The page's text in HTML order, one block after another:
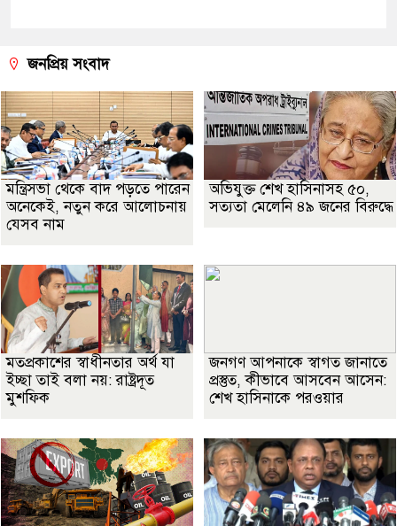
জনপ্রিয় সংবাদ
মন্ত্রিসভা থেকে বাদ পড়তে পারেন
অনেকেই, নতুন করে আলোচনায়
যেসব নাম
অভিযুক্ত শেখ হাসিনাসহ ৫০,
সত্যতা মেলেনি ৪৯ জনের বিরুদ্ধে
মতপ্রকাশের স্বাধীনতার অর্থ যা
ইচ্ছা তাই বলা নয়: রাষ্ট্রদূত
মুশফিক
জনগণ আপনাকে স্বাগত জানাতে
প্রস্তুত, কীভাবে আসবেন আসেন:
শেখ হাসিনাকে পরওয়ার